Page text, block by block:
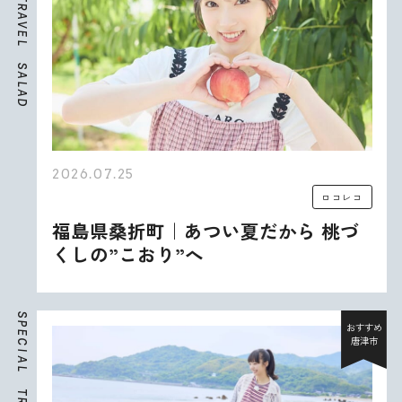
R
A
V
E
L
S
A
L
A
D
2026.07.25
ロコレコ
福島県桑折町｜あつい夏だから 桃づ
くしの”こおり”へ
S
P
E
C
I
A
L
T
おすすめ
唐津市